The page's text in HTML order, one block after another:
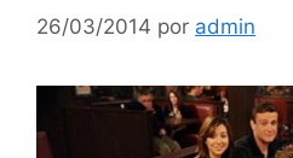
26/03/2014 por admin